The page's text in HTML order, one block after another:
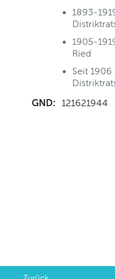
1893-
1905-
Ried
Seit 1906
GND: 121621944